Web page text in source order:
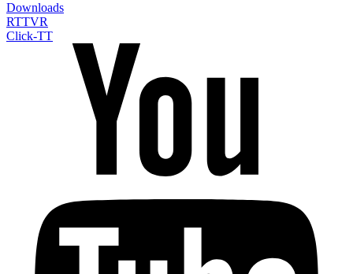
Downloads
RTTVR
Click-TT